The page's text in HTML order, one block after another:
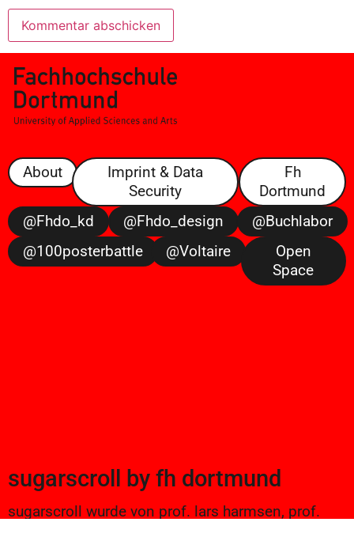
About
Imprint & Data
Security
Fh
Dortmund
@fhdo_kd
@fhdo_design
@buchlabor
@100posterbattle
@voltaire
Open
Space
sugarscroll by fh dortmund
sugarscroll wurde von prof. lars harmsen, prof.